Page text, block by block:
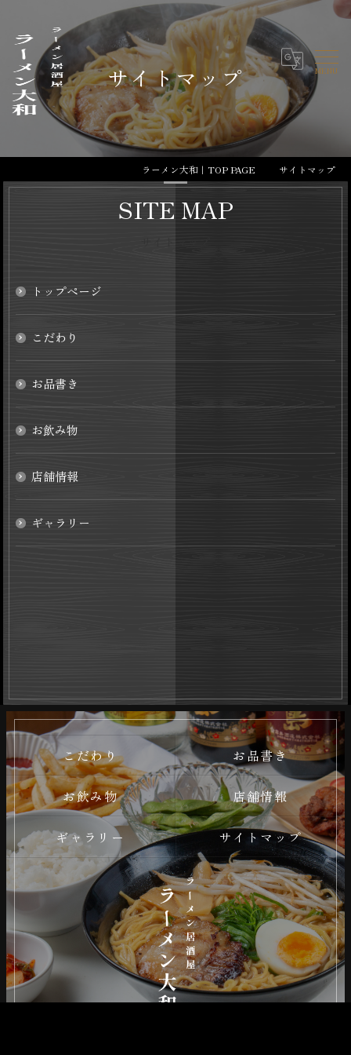
サイトマップ
ラーメン大和｜TOP PAGE サイトマップ
SITE MAP
トップページ
こだわり
お品書き
お飲み物
店舗情報
ギャラリー
こだわり お品書き
お飲み物 店舗情報
ギャラリー サイトマップ